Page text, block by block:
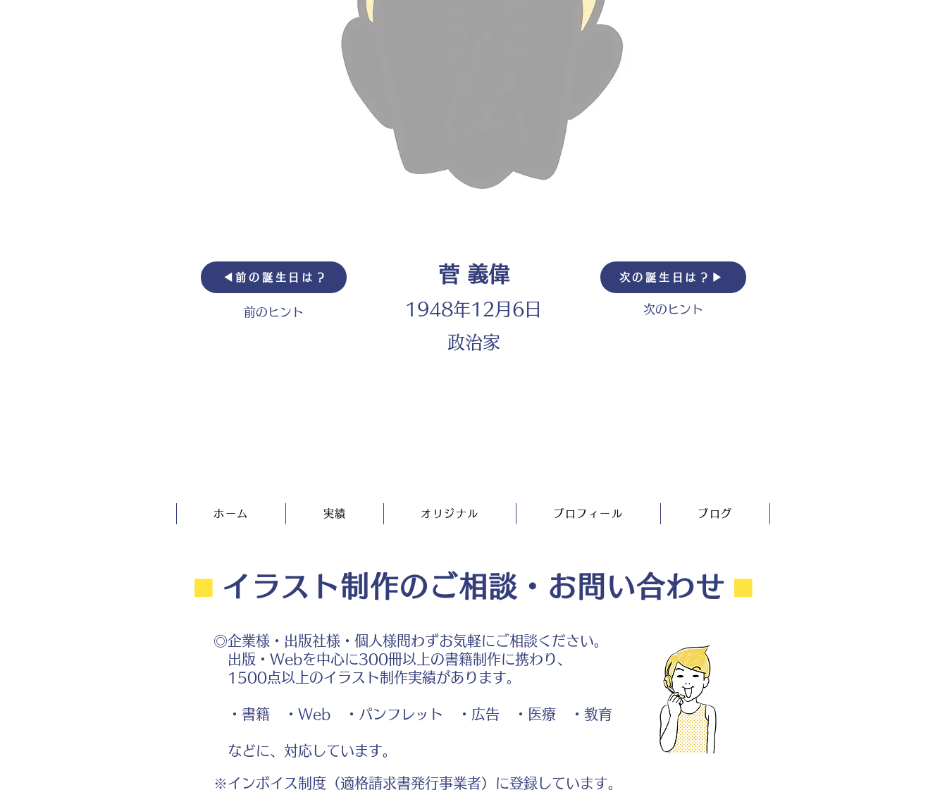
◀︎前の誕生日は？
前のヒント
菅 義偉
1948年12月6日
次の誕生日は？▶︎
次のヒント
政治家
ホーム 実績 オリジナル プロフィール ブログ
⬛︎ イラスト制作のご相談・お問い合わせ ⬛︎
◎企業様・出版社様・個人様問わずお気軽にご相談ください。
出版・Webを中心に300冊以上の書籍制作に携わり、
1500点以上のイラスト制作実績があります。
・書籍 ・Web ・パンフレット ・広告 ・医療 ・教育
などに、対応しています。
※インボイス制度（適格請求書発行事業者）に登録しています。